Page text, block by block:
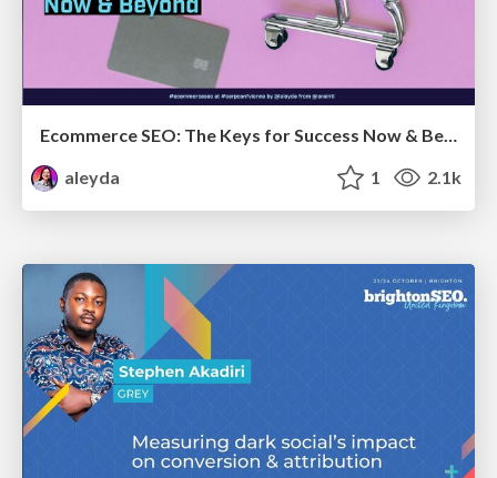
Ecommerce SEO: The Keys for Success Now & Beyond - #SERPConf2024
aleyda
1 2.1k